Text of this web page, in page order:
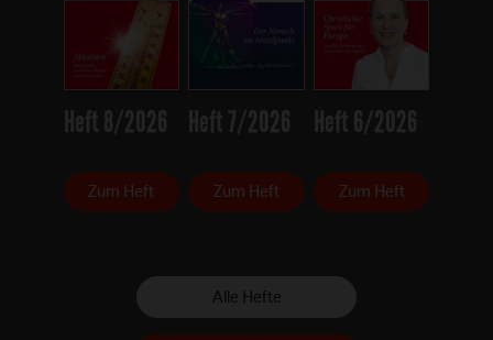
Heft 8/2026
Zum Heft
Heft 7/2026
Zum Heft
Heft 6/2026
Zum Heft
Alle Hefte